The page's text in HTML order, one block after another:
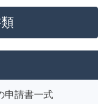
申請書一式